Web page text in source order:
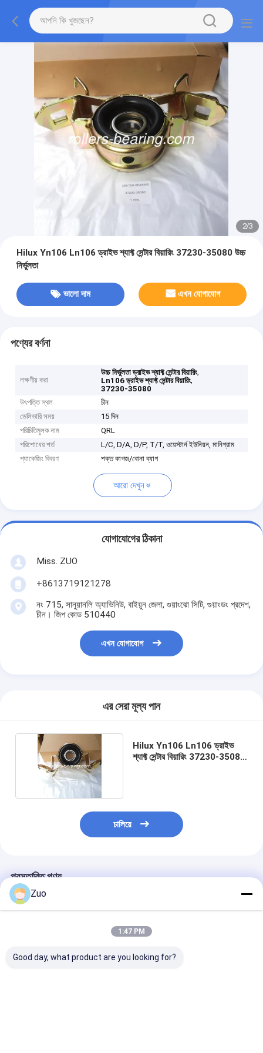
2/3
Hilux Yn106 Ln106 ড্রাইভ শ্যাফ্ট সেন্টার বিয়ারিং 37230-35080 উচ্চ
নির্ভুলতা
ভালো দাম এখন যোগাযোগ
পণ্যের বর্ণনা
লক্ষণীয় করা
উচ্চ নির্ভুলতা ড্রাইভ শ্যাফ্ট সেন্টার বিয়ারিং,
Ln106 ড্রাইভ শ্যাফ্ট সেন্টার বিয়ারিং,
37230-35080
উৎপত্তি স্থল
চীন
ডেলিভারি সময়
15 দিন
পরিচিতিমুলক নাম
QRL
পরিশোধের শর্ত
L/C, D/A, D/P, T/T, ওয়েস্টার্ন ইউনিয়ন, মানিগ্রাম
প্যাকেজিং বিবরণ
শক্ত কাগজ/বোনা ব্যাগ
আরো দেখুন
যোগাযোগের ঠিকানা
Miss. ZUO
+8613719121278
নং 715, সানুয়ানলি অ্যাভিনিউ, বাইয়ুন জেলা, গুয়াংঝো সিটি, গুয়াংডং প্রদেশ,
চীন। জিপ কোড 510440
এখন যোগাযোগ
এর সেরা মূল্য পান
Hilux Yn106 Ln106 ড্রাইভ
শ্যাফ্ট সেন্টার বিয়ারিং 37230-35080
চালিয়ে
প্রস্তাবিত পণ্য
Zuo
1:47 PM
Good day, what product are you looking for?